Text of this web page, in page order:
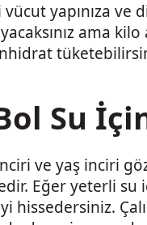
vücut yapınıza
ama kilo
Su
ve yaş inciri
Eğer yeterli
hissedersiniz.